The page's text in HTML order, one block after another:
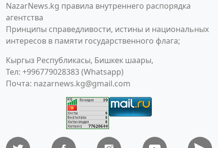
NazarNews.kg правила внутреннего распорядка
агентства
Принципы справедливости, истины и национальных
интересов в памяти государственного флага;
Кыргыз Республикасы, Бишкек шаары,
Тел: +996779028383 (Whatsapp)
Почта: nazarnews.kg@gmail.com